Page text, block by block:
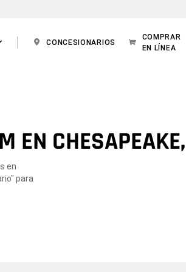
CONCESIONARIOS
COMPRAR
EN LÍNEA
EN
en
para